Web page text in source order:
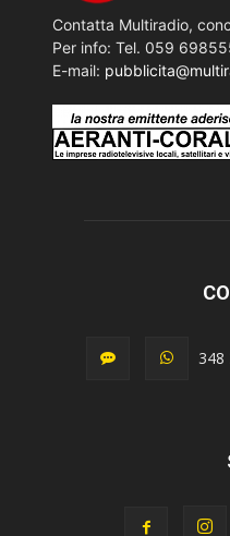
Contatta Multiradio,
Per info: Tel. 059
E-mail:
348